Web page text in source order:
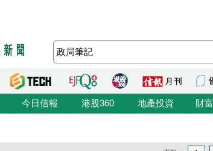
今日信報 港股360 地產投資 財